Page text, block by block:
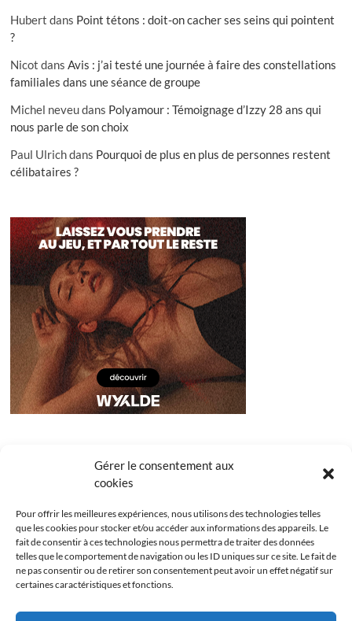
Gérer le consentement aux
cookies
Pour offrir les meilleures expériences, nous utilisons des technologies telles
que les cookies pour stocker et/ou accéder aux informations des appareils. Le
fait de consentir à ces technologies nous permettra de traiter des données
telles que le comportement de navigation ou les ID uniques sur ce site. Le fait de
ne pas consentir ou de retirer son consentement peut avoir un effet négatif sur
certaines caractéristiques et fonctions.
Hubert dans Point tétons : doit-on cacher ses seins qui pointent
?
Nicot dansAvis : j’ai testé une journée à faire des constellations
familiales dans une séance de groupe
Michel neveudans Polyamour : Témoignage d’Izzy 28 ans qui
nous parle de son choix
Paul Ulrichdans Pourquoi de plus en plus de personnes restent
célibataires ?